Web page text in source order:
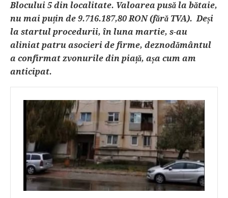
Blocului 5 din localitate. Valoarea pusă la bătaie,
nu mai puțin de 9.716.187,80 RON (fără TVA). Deși
la startul procedurii, în luna martie, s-au
aliniat patru asocieri de firme, deznodământul
a confirmat zvonurile din piață, așa cum am
anticipat.